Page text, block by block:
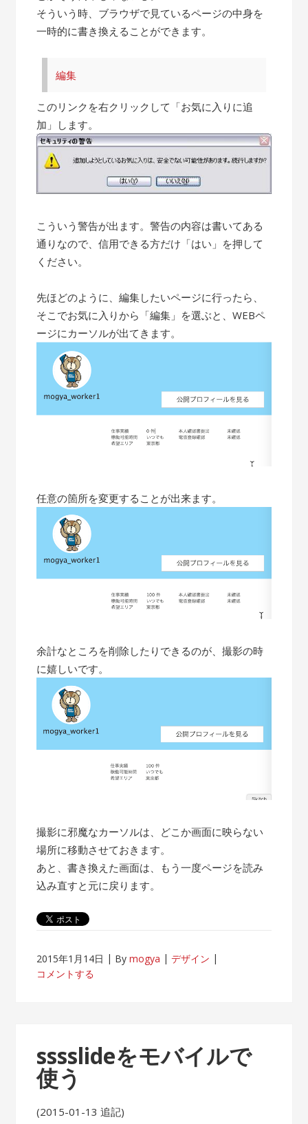
そういう時、ブラウザで見ているページの中身を
一時的に書き換えることができます。
編集
このリンクを右クリックして「お気に入りに追
加」します。
こういう警告が出ます。警告の内容は書いてある
通りなので、信用できる方だけ「はい」を押して
ください。
先ほどのように、編集したいページに行ったら、
そこでお気に入りから「編集」を選ぶと、WEBペ
ージにカーソルが出てきます。
任意の箇所を変更することが出来ます。
余計なところを削除したりできるのが、撮影の時
に嬉しいです。
撮影に邪魔なカーソルは、どこか画面に映らない
場所に移動させておきます。
あと、書き換えた画面は、もう一度ページを読み
込み直すと元に戻ります。
2015年1月14日 Bymogya
デザイン
コメントする
sssslideをモバイルで
使う
(2015-01-13 追記)